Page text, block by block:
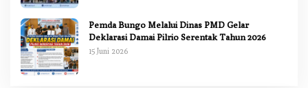
Pemda Bungo Melalui Dinas PMD Gelar
Deklarasi Damai Pilrio Serentak Tahun 2026
15 Juni 2026